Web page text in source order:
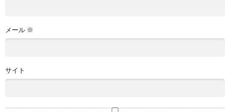
メール ※
サイト